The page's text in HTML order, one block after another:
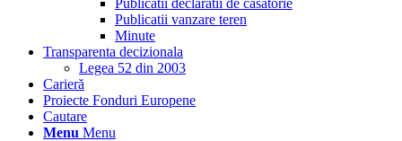
Publicatii declaratii de casatorie
Publicatii vanzare teren
Minute
Transparenta decizionala
Legea 52 din 2003
Carieră
Proiecte Fonduri Europene
Cautare
Menu Menu